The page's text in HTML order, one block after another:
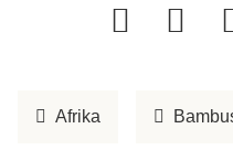
Afrika